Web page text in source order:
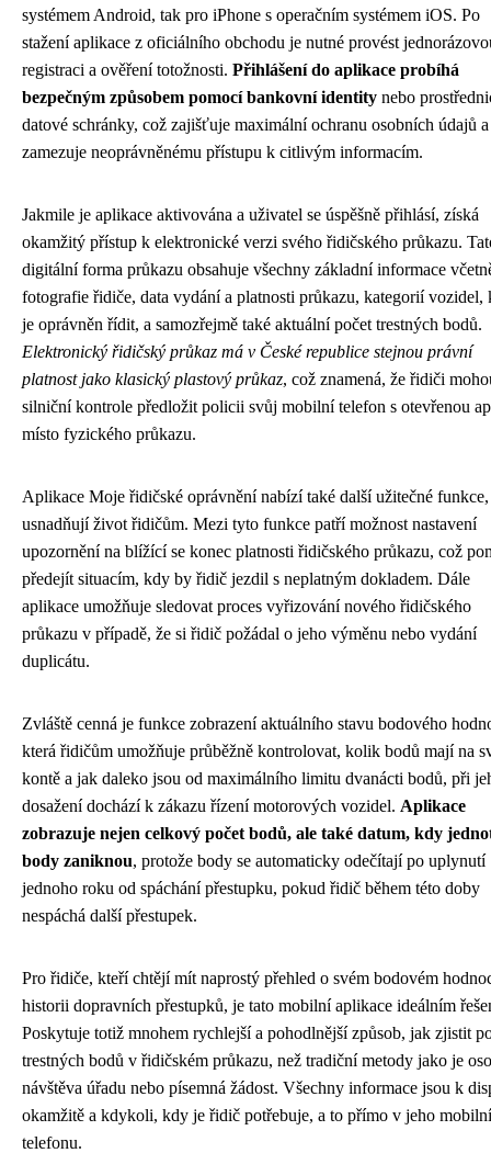
systémem Android, tak pro iPhone s operačním systémem iOS. Po
stažení aplikace z oficiálního obchodu je nutné provést
registraci a ověření totožnosti. Přihlášení do aplikace probíhá
bezpečným způsobem pomocí bankovní identity nebo
datové schránky, což zajišťuje maximální ochranu osobních údajů a
zamezuje neoprávněnému přístupu k citlivým informacím.
Jakmile je aplikace aktivována a uživatel se úspěšně přihlásí, získá
okamžitý přístup k elektronické verzi svého řidičského průkazu.
digitální forma průkazu obsahuje všechny základní informace
fotografie řidiče, data vydání a platnosti průkazu, kategorií vozidel,
je oprávněn řídit, a samozřejmě také aktuální počet trestných bodů.
Elektronický řidičský průkaz má v České republice stejnou právní
platnost jako klasický plastový průkaz, což znamená, že řidiči
silniční kontrole předložit policii svůj mobilní telefon s otevřenou
místo fyzického průkazu.
Aplikace Moje řidičské oprávnění nabízí také další užitečné
usnadňují život řidičům. Mezi tyto funkce patří možnost nastavení
upozornění na blížící se konec platnosti řidičského průkazu, což
předejít situacím, kdy by řidič jezdil s neplatným dokladem. Dále
aplikace umožňuje sledovat proces vyřizování nového řidičského
průkazu v případě, že si řidič požádal o jeho výměnu nebo vydání
duplicátu.
Zvláště cenná je funkce zobrazení aktuálního stavu bodového
která řidičům umožňuje průběžně kontrolovat, kolik bodů mají na
kontě a jak daleko jsou od maximálního limitu dvanácti bodů, při
dosažení dochází k zákazu řízení motorových vozidel. Aplikace
zobrazuje nejen celkový počet bodů, ale také datum, kdy
body zaniknou, protože body se automaticky odečítají po uplynutí
jednoho roku od spáchání přestupku, pokud řidič během této doby
nespáchá další přestupek.
Pro řidiče, kteří chtějí mít naprostý přehled o svém bodovém
historii dopravních přestupků, je tato mobilní aplikace ideálním
Poskytuje totiž mnohem rychlejší a pohodlnější způsob, jak zjistit
trestných bodů v řidičském průkazu, než tradiční metody jako je
návštěva úřadu nebo písemná žádost. Všechny informace jsou k
okamžitě a kdykoli, kdy je řidič potřebuje, a to přímo v jeho
telefonu.